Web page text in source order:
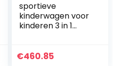
sportieve
kinderwagen voor
kinderen 3 in 1
kinderwagen,
€460.85